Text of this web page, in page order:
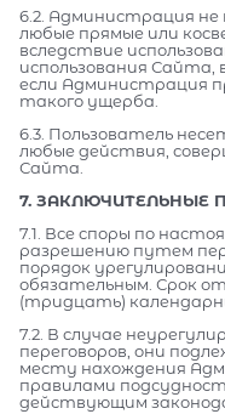
6.2. Администрация
любые прямые или
вследствие
использования
если Администрация
такого ущерба.
6.3. Пользователь
любые действия,
Сайта.
7. ЗАКЛЮЧИТЕЛЬНЫЕ
7.1. Все споры по
разрешению путем
порядок
обязательным. Срок
(тридцать)
7.2. В случае
переговоров, они
месту нахождения
правилами
действующим